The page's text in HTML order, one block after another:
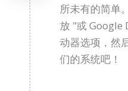
所未有的简单
放 "或 Google
动器选项，然
们的系统吧！